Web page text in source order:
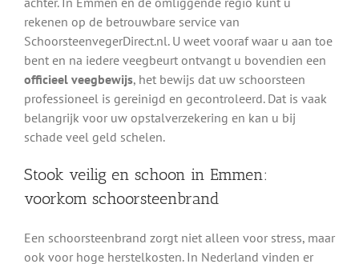
rekenen op de betrouwbare service van
SchoorsteenvegerDirect.nl. U weet vooraf waar u aan toe
bent en na iedere veegbeurt ontvangt u bovendien een
officieel veegbewijs, het bewijs dat uw schoorsteen
professioneel is gereinigd en gecontroleerd. Dat is vaak
belangrijk voor uw opstalverzekering en kan u bij
schade veel geld schelen.
Stook veilig en schoon in Emmen:
voorkom schoorsteenbrand
Een schoorsteenbrand zorgt niet alleen voor stress, maar
ook voor hoge herstelkosten. In Nederland vinden er